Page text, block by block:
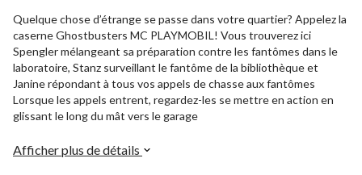
Quelque chose d’étrange se passe dans votre quartier? Appelez la
caserne Ghostbusters MC PLAYMOBIL! Vous trouverez ici
Spengler mélangeant sa préparation contre les fantômes dans le
laboratoire, Stanz surveillant le fantôme de la bibliothèque et
Janine répondant à tous vos appels de chasse aux fantômes
Lorsque les appels entrent, regardez-les se mettre en action en
glissant le long du mât vers le garage
Afficher plus de détails